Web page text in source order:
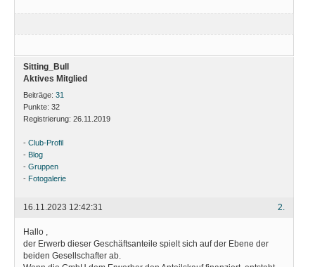
Sitting_Bull
Aktives Mitglied
Beiträge: 31
Punkte: 32
Registrierung: 26.11.2019
- Club-Profil
- Blog
- Gruppen
- Fotogalerie
2.
16.11.2023 12:42:31
Hallo ,
der Erwerb dieser Geschäftsanteile spielt sich auf der Ebene der
beiden Gesellschafter ab.